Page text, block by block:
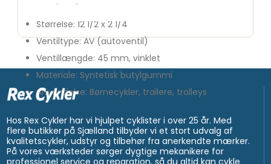
Mærke: BikePartner
Størrelse: 12 1/2 x 2 1/4
Ventiltype: AV (autoventil)
Ventillængde: 45 mm, vinklet
Materiale: Syntetisk butylgummi
Anvendelse: Børnecykler, trailere, trolleys
Hos Rex Cykler har vi hjulpet cyklister i over 25 år. Med
flere butikker på Sjælland tilbyder vi et stort udvalg af
kvalitetscykler, udstyr og tilbehør fra anerkendte mærker.
På vores værksteder sørger dygtige mekanikere for
professionel service og reparation, så du altid kan cykle